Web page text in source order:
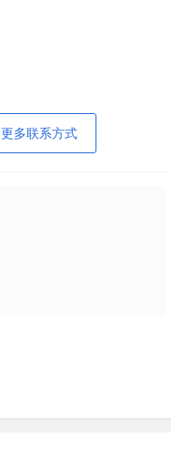
更多联系方式